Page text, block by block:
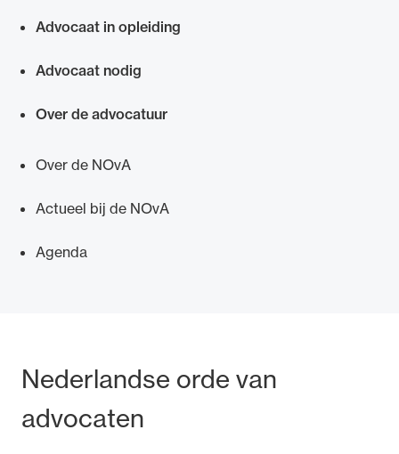
Advocaat in opleiding
Advocaat nodig
Over de advocatuur
Over de NOvA
Actueel bij de NOvA
Agenda
Bezoek- en postadres
Nederlandse orde van
advocaten
advocatuur (Roda).
beroepsuitoefening: van de advocatenpas tot